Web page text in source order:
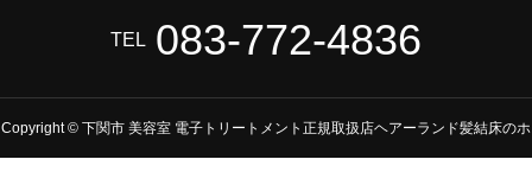
TEL 083-772-4836
Copyright © 下関市 美容室 電子トリートメント正規取扱店ヘアーランド髪結床のホ